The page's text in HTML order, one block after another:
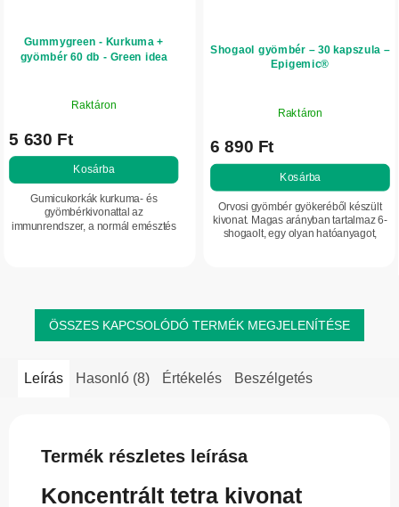
Gummygreen - Kurkuma +
gyömbér 60 db - Green idea
Raktáron
5 630 Ft
Kosárba
Gumicukorkák kurkuma- és
gyömbérkivonattal az
immunrendszer, a normál emésztés
Shogaol gyömbér – 30 kapszula –
Epigemic®
Raktáron
6 890 Ft
Kosárba
Orvosi gyömbér gyökeréből készült
kivonat. Magas arányban tartalmaz 6-
shogaolt, egy olyan hatóanyagot,
ÖSSZES KAPCSOLÓDÓ TERMÉK MEGJELENÍTÉSE
Leírás Hasonló (8) Értékelés Beszélgetés
Termék részletes leírása
Koncentrált tetra kivonat